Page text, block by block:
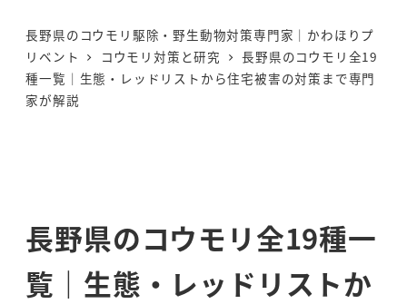
長野県のコウモリ駆除・野生動物対策専門家｜かわほりプ
リベント
コウモリ対策と研究
長野県のコウモリ全19
種一覧｜生態・レッドリストから住宅被害の対策まで専門
家が解説
長野県のコウモリ全19種一
覧｜生態・レッドリストか